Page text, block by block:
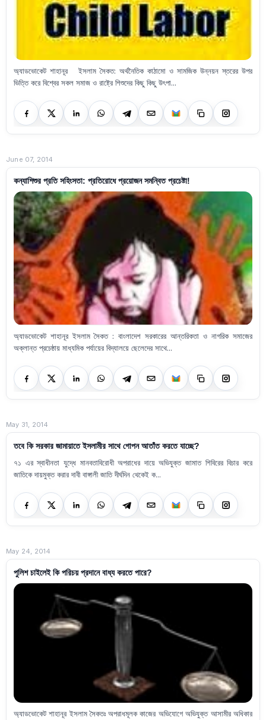
অ্যাডভোকেট শাহানূর ইসলাম সৈকত: অর্থনৈতিক কাঠামো ও সামজিক উন্নয়ন স্তরের উপর
ভিত্তি করে বিশ্বের সকল সমাজ ও রাষ্ট্রে শিশুদের কিছু কিছু উৎপা...
June 07, 2014
কন্যাশিশুর প্রতি সহিংসতা: প্রতিরোধে প্রয়োজন সমন্বিত প্রচেষ্টা!
অ্যাডভোকেট শাহানূর ইসলাম সৈকত : বাংলাদেশ সরকারের আন্তরিকতা ও নাগরিক সমাজের
অক্লান্ত প্রচেষ্ঠায় মাধ্যমিক পর্যায়ের বিদ্যালয়ে ছেলেদের সাথে...
May 31, 2014
তবে কি সরকার জামায়াতে ইসলামীর সাথে গোপন আতাঁত করতে যাচ্ছে?
৭১ এর স্বাধীনতা যুদ্ধে মানবতাবিরোধী অপরাধের দায়ে অভিযুক্ত জামাত শিবিরের বিচার করে
জাতিকে দায়মুক্ত করার দাবী বাঙ্গালী জাতি দীর্ঘদিন থেকেই ক...
May 24, 2014
পুলিশ চাইলেই কি পরিচয় প্রদানে বাধ্য করতে পারে?
অ্যাডভোকেট শাহানূর ইসলাম সৈকতঃ অপরাধমূলক কাজের অভিযোগে অভিযুক্ত আসামীর অধিকার